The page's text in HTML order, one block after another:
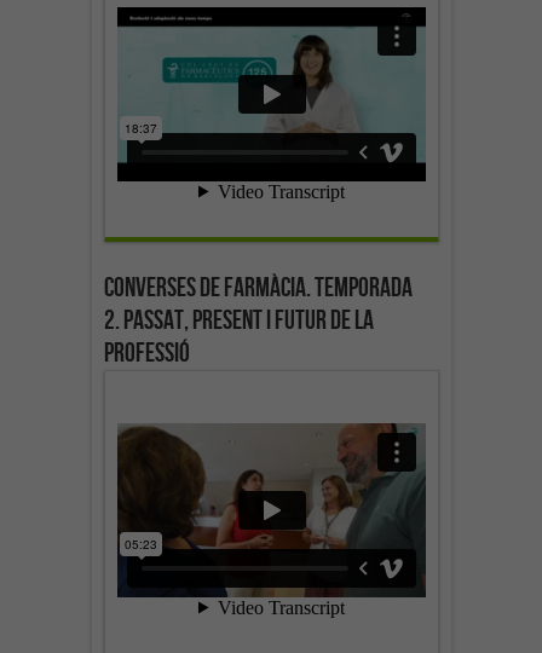
Converses de farmàcia. Temporada
2. Passat, present i futur de la
professió